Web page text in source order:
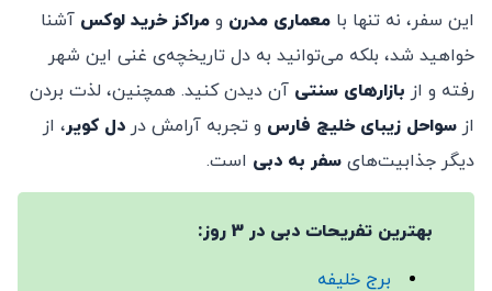
این سفر، نه تنها با معماری مدرن و مراکز خرید لوکس آشنا
خواهید شد، بلکه می‌توانید به دل تاریخچه‌ی غنی این شهر
رفته و از بازارهای سنتی آن دیدن کنید. همچنین، لذت بردن
از سواحل زیبای خلیج فارس و تجربه آرامش در دل کویر، از
دیگر جذابیت‌های سفر به دبی است.
بهترین تفریحات دبی در 3 روز:
برج خلیفه